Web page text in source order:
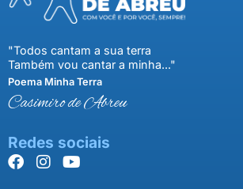
"Todos cantam a sua terra
Também vou cantar a minha..."
Poema Minha Terra
Casimiro de Abreu
Redes sociais